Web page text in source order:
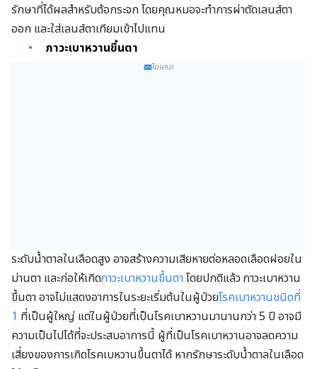
รักษาที่ได้ผลสำหรับต้อกระจก โดยคุณหมอจะทำการผ่าตัดเลนส์ตา
ออก และใส่เลนส์ตาเทียมเข้าไปแทน
ภาวะเบาหวานขึ้นตา
โฆษณา
ระดับน้ำตาลในเลือดสูง อาจสร้างความเสียหายต่อหลอดเลือดฝอยใน
ม่านตา และก่อให้เกิดภาวะเบาหวานขึ้นตาโดยปกติแล้ว ภาวะเบาหวาน
ขึ้นตา อาจไม่แสดงอาการในระยะเริ่มต้นในผู้ป่วยโรคเบาหวานชนิดที่
1 ที่เป็นผู้ใหญ่ แต่ในผู้ป่วยที่เป็นโรคเบาหวานมานานกว่า 5 ปี อาจมี
ความเป็นไปได้ที่จะประสบอาการนี้ ผู้ที่เป็นโรคเบาหวานอาจลดความ
เสี่ยงของการเกิดโรคเบหวานขึ้นตาได้ หากรักษาระดับน้ำตาลในเลือด